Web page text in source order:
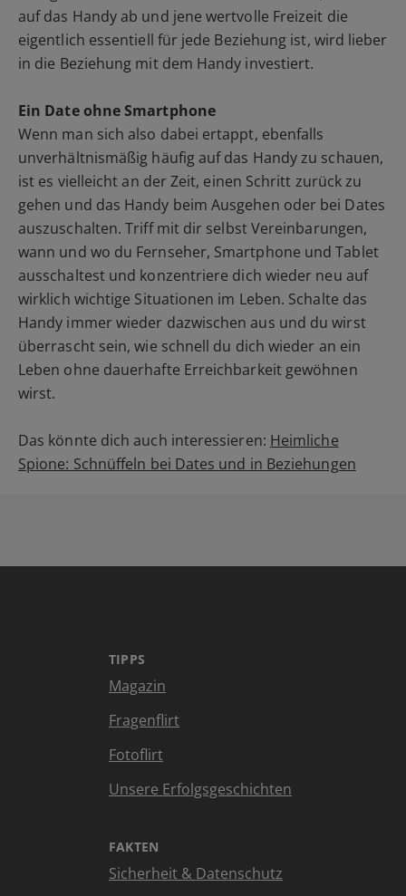
auf das Handy ab und jene wertvolle Freizeit die
eigentlich essentiell für jede Beziehung ist, wird lieber
in die Beziehung mit dem Handy investiert.
Ein Date ohne Smartphone
Wenn man sich also dabei ertappt, ebenfalls
unverhältnismäßig häufig auf das Handy zu schauen,
ist es vielleicht an der Zeit, einen Schritt zurück zu
gehen und das Handy beim Ausgehen oder bei Dates
auszuschalten. Triff mit dir selbst Vereinbarungen,
wann und wo du Fernseher, Smartphone und Tablet
ausschaltest und konzentriere dich wieder neu auf
wirklich wichtige Situationen im Leben. Schalte das
Handy immer wieder dazwischen aus und du wirst
überrascht sein, wie schnell du dich wieder an ein
Leben ohne dauerhafte Erreichbarkeit gewöhnen
wirst.
Das könnte dich auch interessieren: Heimliche
Spione: Schnüffeln bei Dates und in Beziehungen
TIPPS
Magazin
Fragenflirt
Fotoflirt
Unsere Erfolgsgeschichten
FAKTEN
Sicherheit & Datenschutz